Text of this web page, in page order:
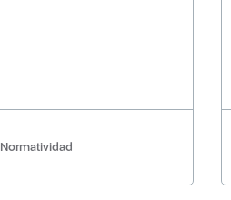
Normatividad